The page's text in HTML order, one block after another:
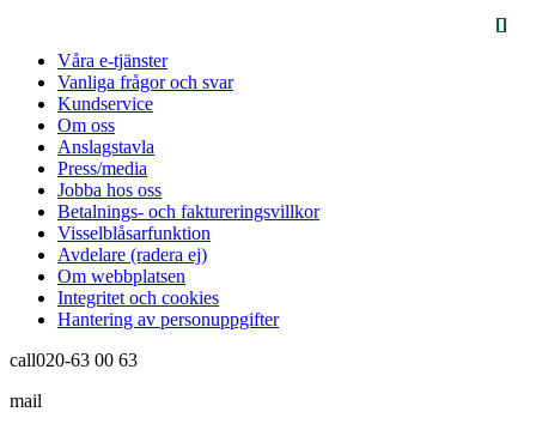
Våra e-tjänster
Vanliga frågor och svar
Kundservice
Om oss
Anslagstavla
Press/media
Jobba hos oss
Betalnings- och faktureringsvillkor
Visselblåsarfunktion
Avdelare (radera ej)
Om webbplatsen
Integritet och cookies
Hantering av personuppgifter
call020-63 00 63
mail